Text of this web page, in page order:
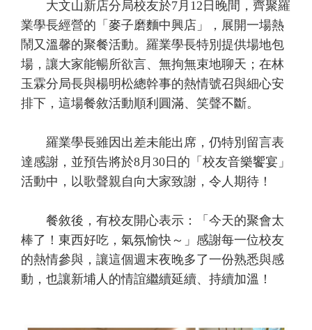
大文山新店分局校友於7月12日晚間，齊聚羅
業學長經營的「麥子磨麵中興店」，展開一場熱
鬧又溫馨的聚餐活動。羅業學長特別提供場地包
場，讓大家能暢所欲言、無拘無束地聊天；在林
玉霖分局長與楊明松總幹事的熱情號召與細心安
排下，這場餐敘活動順利圓滿、笑聲不斷。
羅業學長雖因出差未能出席，仍特別留言表
達感謝，並預告將於8月30日的「校友音樂饗宴」
活動中，以歌聲親自向大家致謝，令人期待！
餐敘後，有校友開心表示：「今天的聚會太
棒了！東西好吃，氣氛愉快～」感謝每一位校友
的熱情參與，讓這個週末夜晚多了一份熟悉與感
動，也讓新埔人的情誼繼續延續、持續加溫！